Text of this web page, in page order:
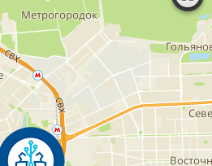
Москва, ул. Щербаковская, д. 53,